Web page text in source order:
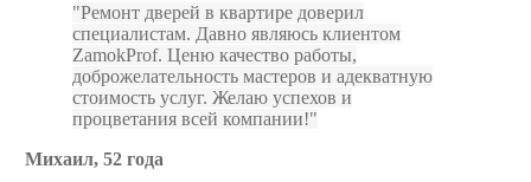
Ремонт дверей в квартире доверил
специалистам. Давно являюсь клиентом
ZamokProf. Ценю качество работы,
доброжелательность мастеров и адекватную
стоимость услуг. Желаю успехов и
процветания всей компании!
Михаил, 52 года